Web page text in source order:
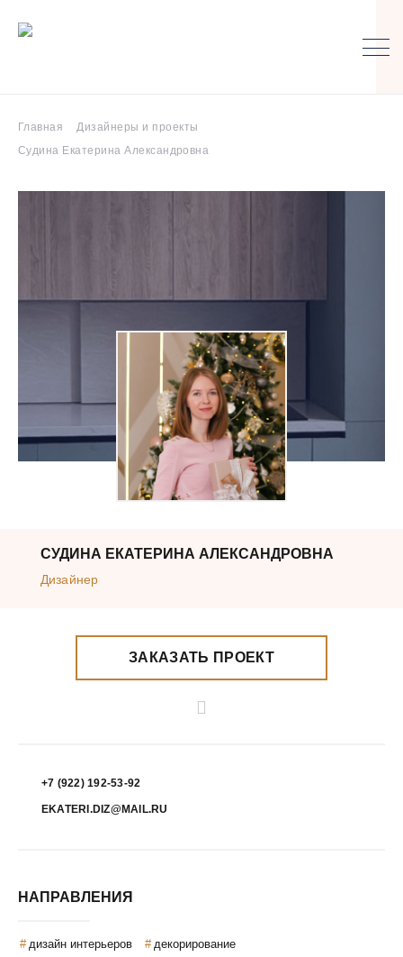
Главная
Дизайнеры и проекты
Судина Екатерина Александровна
СУДИНА ЕКАТЕРИНА АЛЕКСАНДРОВНА
Дизайнер
ЗАКАЗАТЬ ПРОЕКТ
+7 (922) 192-53-92
EKATERI.DIZ@MAIL.RU
НАПРАВЛЕНИЯ
дизайн интерьеров декорирование